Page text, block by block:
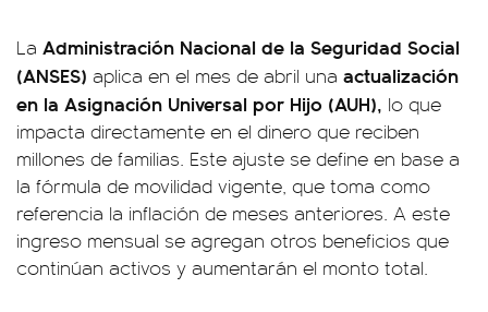
La Administración Nacional de la Seguridad Social
(ANSES) aplica en el mes de abril una actualización
en la Asignación Universal por Hijo (AUH), lo que
impacta directamente en el dinero que reciben
millones de familias. Este ajuste se define en base a
la fórmula de movilidad vigente, que toma como
referencia la inflación de meses anteriores. A este
ingreso mensual se agregan otros beneficios que
continúan activos y aumentarán el monto total.